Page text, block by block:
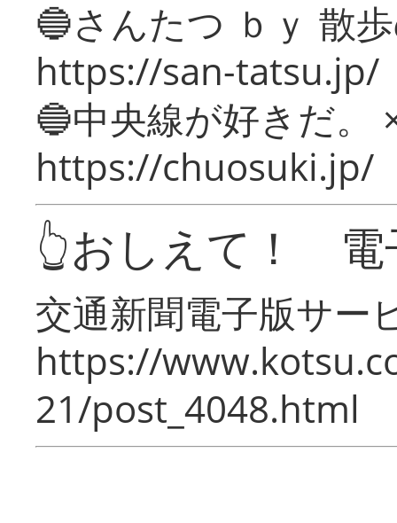
🔵さんたつ ｂｙ 散
https://san-tatsu.jp/
🔵中央線が好きだ。
https://chuosuki.jp/
👆おしえて！ 電
交通新聞電子版サー
https://
21/post_4048.html